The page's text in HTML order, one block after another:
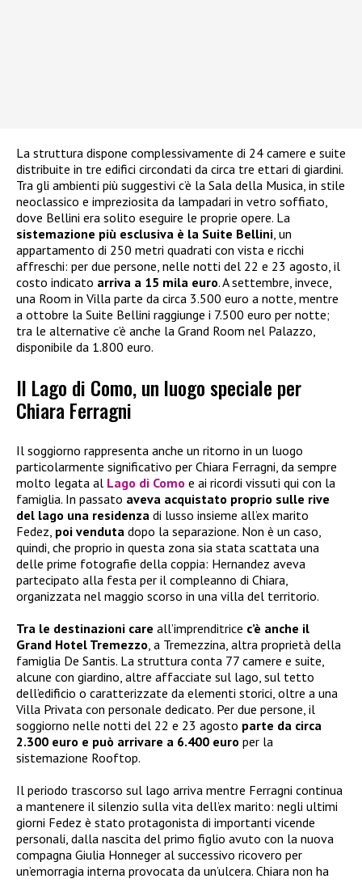
La struttura dispone complessivamente di 24 camere e suite
distribuite in tre edifici circondati da circa tre ettari di giardini.
Tra gli ambienti più suggestivi c’è la Sala della Musica, in stile
neoclassico e impreziosita da lampadari in vetro soffiato,
dove Bellini era solito eseguire le proprie opere. La
sistemazione più esclusiva è la Suite Bellini , un
appartamento di 250 metri quadrati con vista e ricchi
affreschi: per due persone, nelle notti del 22 e 23 agosto, il
costo indicato arriva a 15 mila euro. A settembre, invece,
una Room in Villa parte da circa 3.500 euro a notte, mentre
a ottobre la Suite Bellini raggiunge i 7.500 euro per notte;
tra le alternative c’è anche la Grand Room nel Palazzo,
disponibile da 1.800 euro.
Il Lago di Como, un luogo speciale per
Chiara Ferragni
Il soggiorno rappresenta anche un ritorno in un luogo
particolarmente significativo per Chiara Ferragni, da sempre
molto legata al Lago di Como e ai ricordi vissuti qui con la
famiglia. In passato aveva acquistato proprio sulle rive
del lago una residenza di lusso insieme all’ex marito
Fedez, poi venduta dopo la separazione. Non è un caso,
quindi, che proprio in questa zona sia stata scattata una
delle prime fotografie della coppia: Hernandez aveva
partecipato alla festa per il compleanno di Chiara,
organizzata nel maggio scorso in una villa del territorio.
Tra le destinazioni care all’imprenditrice c’è anche il
Grand Hotel Tremezzo, a Tremezzina, altra proprietà della
famiglia De Santis. La struttura conta 77 camere e suite,
alcune con giardino, altre affacciate sul lago, sul tetto
dell’edificio o caratterizzate da elementi storici, oltre a una
Villa Privata con personale dedicato. Per due persone, il
soggiorno nelle notti del 22 e 23 agosto parte da circa
2.300 euro e può arrivare a 6.400 euro per la
sistemazione Rooftop.
Il periodo trascorso sul lago arriva mentre Ferragni continua
a mantenere il silenzio sulla vita dell’ex marito: negli ultimi
giorni Fedez è stato protagonista di importanti vicende
personali, dalla nascita del primo figlio avuto con la nuova
compagna Giulia Honneger al successivo ricovero per
un’emorragia interna provocata da un’ulcera. Chiara non ha